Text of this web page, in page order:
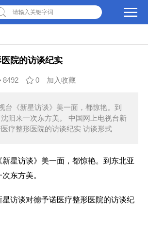
请输入关键字词
院的访谈纪实
8492 0 加入收藏
台《新星访谈》美一面，都惊艳。到
阳来一次东方美。 中国网上电视台新
疗整形医院的访谈纪实 访谈形式
星访谈》美一面，都惊艳。到东北亚
东方美。
访谈对德予诺医疗整形医院的访谈纪